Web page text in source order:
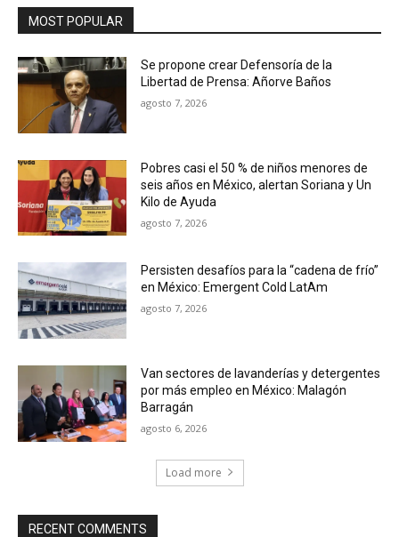
MOST POPULAR
Se propone crear Defensoría de la
Libertad de Prensa: Añorve Baños
agosto 7, 2026
Pobres casi el 50 % de niños menores de
seis años en México, alertan Soriana y Un
Kilo de Ayuda
agosto 7, 2026
Persisten desafíos para la “cadena de frío”
en México: Emergent Cold LatAm
agosto 7, 2026
Van sectores de lavanderías y detergentes
por más empleo en México: Malagón
Barragán
agosto 6, 2026
Load more
RECENT COMMENTS